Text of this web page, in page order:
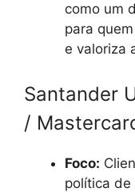
como um
para
e valoriza
Santander
/
Foco:
política de